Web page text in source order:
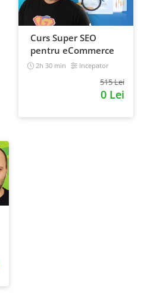
Curs Super SEO
pentru eCommerce
2h 30 min Incepator
515 Lei
0 Lei